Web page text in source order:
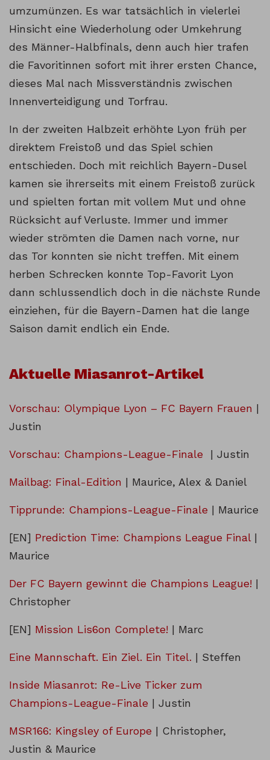
umzumünzen. Es war tatsächlich in vielerlei
Hinsicht eine Wiederholung oder Umkehrung
des Männer-Halbfinals, denn auch hier trafen
die Favoritinnen sofort mit ihrer ersten Chance,
dieses Mal nach Missverständnis zwischen
Innenverteidigung und Torfrau.
In der zweiten Halbzeit erhöhte Lyon früh per
direktem Freistoß und das Spiel schien
entschieden. Doch mit reichlich Bayern-Dusel
kamen sie ihrerseits mit einem Freistoß zurück
und spielten fortan mit vollem Mut und ohne
Rücksicht auf Verluste. Immer und immer
wieder strömten die Damen nach vorne, nur
das Tor konnten sie nicht treffen. Mit einem
herben Schrecken konnte Top-Favorit Lyon
dann schlussendlich doch in die nächste Runde
einziehen, für die Bayern-Damen hat die lange
Saison damit endlich ein Ende.
Aktuelle Miasanrot-Artikel
Vorschau: Olympique Lyon – FC Bayern Frauen |
Justin
Vorschau: Champions-League-Finale | Justin
Mailbag: Final-Edition | Maurice, Alex & Daniel
Tipprunde: Champions-League-Finale | Maurice
[EN] Prediction Time: Champions League Final|
Maurice
Der FC Bayern gewinnt die Champions League! |
Christopher
[EN] Mission Lis6on Complete! | Marc
Eine Mannschaft. Ein Ziel. Ein Titel. | Steffen
Inside Miasanrot: Re-Live Ticker zum
Champions-League-Finale | Justin
MSR166: Kingsley of Europe | Christopher,
Justin & Maurice